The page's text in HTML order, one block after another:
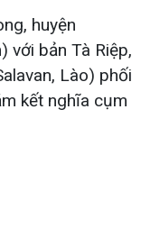
huyện
với bản Tà Riệp,
Lào) phối
kết nghĩa cụm